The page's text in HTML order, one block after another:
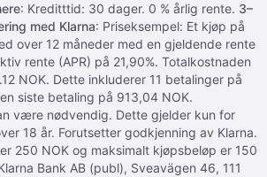
: Kreditttid: 30 dager. 0 % årlig rente. 3–
med Klarna: Priseksempel: Et kjøp på
over 12 måneder med en gjeldende rente
rente (APR) på 21,90%. Totalkostnaden
NOK. Dette inkluderer 11 betalinger på
siste betaling på 913,04 NOK.
være nødvendig. Dette gjelder kun for
18 år. Forutsetter godkjenning av Klarna.
250 NOK og maksimalt kjøpsbeløp er 150
Bank AB (publ), Sveavägen 46, 111